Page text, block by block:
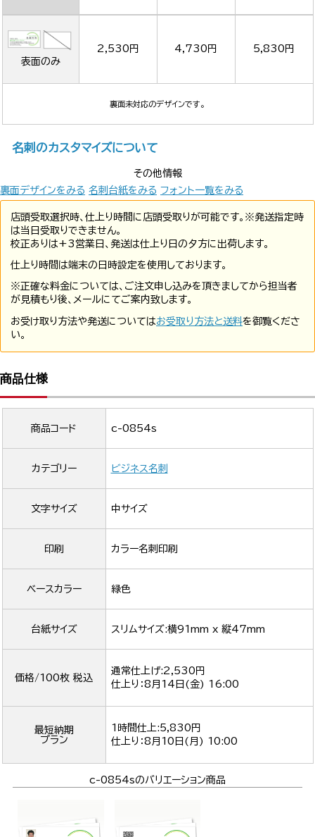
表面のみ
2,530円 4,730円 5,830円
裏面未対応のデザインです。
名刺のカスタマイズについて
その他情報
裏面デザインをみる 名刺台紙をみる フォント一覧をみる
店頭受取選択時、仕上り時間に店頭受取りが可能です。※発送指定時
は当日受取りできません。
校正ありは+3営業日、発送は仕上り日の夕方に出荷します。
仕上り時間は端末の日時設定を使用しております。
※正確な料金については、ご注文申し込みを頂きましてから担当者
が見積もり後、メールにてご案内致します。
お受け取り方法や発送についてはお受取り方法と送料を御覧くださ
い。
商品仕様
商品コード c-0854s
カテゴリー ビジネス名刺
文字サイズ 中サイズ
印刷 カラー名刺印刷
ベースカラー 緑色
台紙サイズ スリムサイズ:横91mm x 縦47mm
価格/100枚 税込
通常仕上げ:2,530円
仕上り：8月14日(金) 16:00
最短納期
プラン
1時間仕上:5,830円
仕上り：8月10日(月) 10:00
c-0854sのバリエーション商品